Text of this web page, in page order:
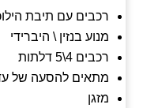
רכבים עם תיבת
מנוע בנזין \ היברידי
רכבים 4\5 דלתות
מתאים להסעה של עד 5
מזגן